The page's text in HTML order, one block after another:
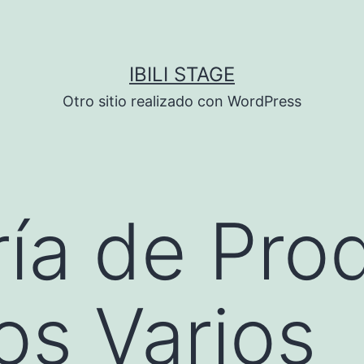
IBILI STAGE
Otro sitio realizado con WordPress
de
Varios